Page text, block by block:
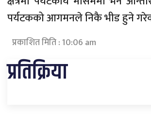
पर्यटकको आगमनले निकै भीड हुने
प्रकाशित मिति : 10:06 am
प्रतिक्रिया